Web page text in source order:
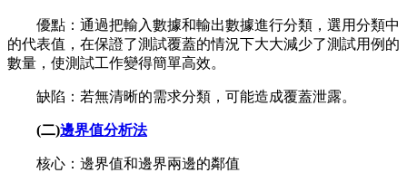
優點：通過把輸入數據和輸出數據進行分類，選用分類中
的代表值，在保證了測試覆蓋的情況下大大減少了測試用例的
數量，使測試工作變得簡單高效。
缺陷：若無清晰的需求分類，可能造成覆蓋泄露。
(二)邊界值分析法
核心：邊界值和邊界兩邊的鄰值